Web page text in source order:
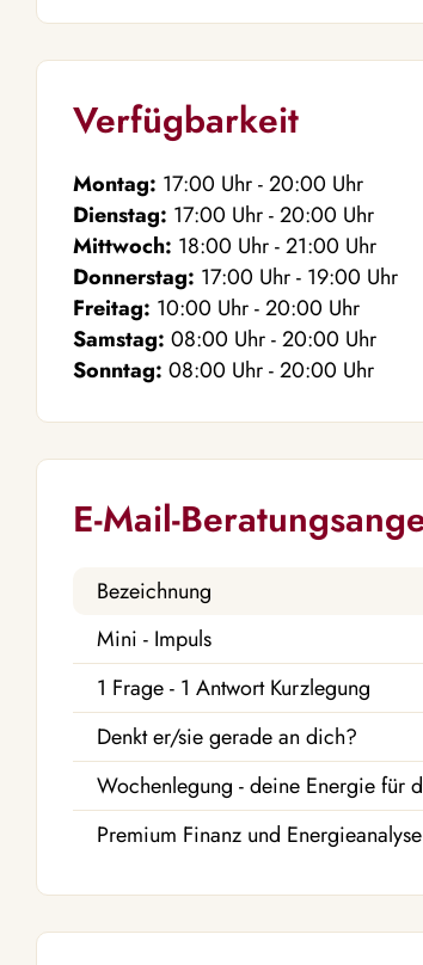
Verfügbarkeit
Montag: 17:00 Uhr- 20:00 Uhr
Dienstag: 17:00 Uhr- 20:00 Uhr
Mittwoch: 18:00 Uhr- 21:00 Uhr
Donnerstag: 17:00 Uhr- 19:00 Uhr
Freitag: 10:00 Uhr- 20:00 Uhr
Samstag: 08:00 Uhr- 20:00 Uhr
Sonntag: 08:00 Uhr- 20:00 Uhr
E-Mail-
Bezeichnung
Mini - Impuls
1 Frage - 1 Antwort Kurzlegung
Denkt er/sie gerade an dich?
Wochenlegung - deine Energie für
Premium Finanz und Energieanalyse